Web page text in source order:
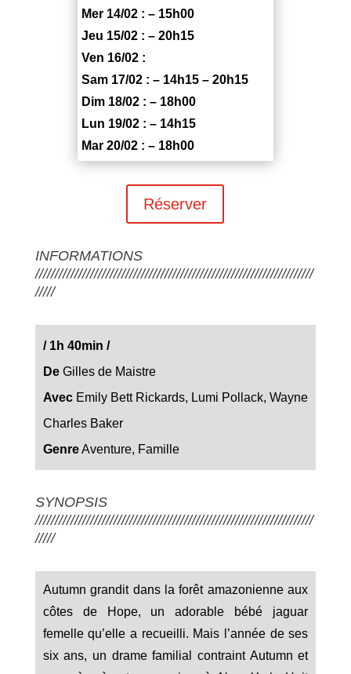
Mer 14/02 : – 15h00
Jeu 15/02 : – 20h15
Ven 16/02 :
Sam 17/02 : – 14h15 – 20h15
Dim 18/02 : – 18h00
Lun 19/02 : – 14h15
Mar 20/02 : – 18h00
Réserver
INFORMATIONS
///////////////////////////////////////////////////////////////////////
/////
/1h 40min /
DeGilles de Maistre
AvecEmily Bett Rickards, Lumi Pollack, Wayne
Charles Baker
GenreAventure, Famille
SYNOPSIS
///////////////////////////////////////////////////////////////////////
/////
Autumn grandit dans la forêt amazonienne aux
côtes de Hope, un adorable bébé jaguar
femelle qu’elle a recueilli. Mais l’année de ses
six ans, un drame familial contraint Autumn et